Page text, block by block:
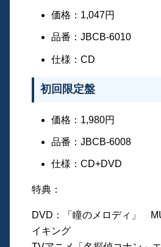
価格：1,047円
品番：JBCB-6010
仕様：CD
初回限定盤
価格：1,980円
品番：JBCB-6008
仕様：CD+DVD
特典：
DVD：「瞳のメロディ」
イキング